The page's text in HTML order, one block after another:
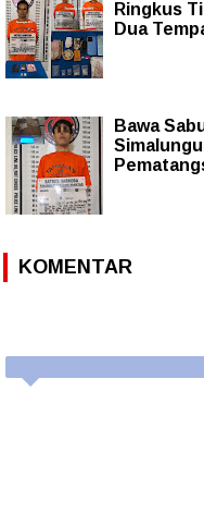
Ringkus
Dua
Bawa
KOMENTAR